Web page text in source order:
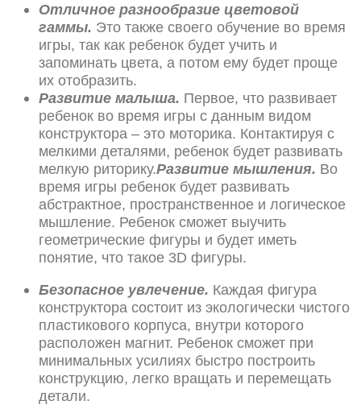
Отличное разнообразие цветовой
гаммы. Это также своего обучение во время
игры, так как ребенок будет учить и
запоминать цвета, а потом ему будет проще
их отобразить.
Развитие малыша. Первое, что развивает
ребенок во время игры с данным видом
конструктора – это моторика. Контактируя с
мелкими деталями, ребенок будет развивать
мелкую риторику.Развитие мышления. Во
время игры ребенок будет развивать
абстрактное, пространственное и логическое
мышление. Ребенок сможет выучить
геометрические фигуры и будет иметь
понятие, что такое 3D фигуры.
Безопасное увлечение. Каждая фигура
конструктора состоит из экологически чистого
пластикового корпуса, внутри которого
расположен магнит. Ребенок сможет при
минимальных усилиях быстро построить
конструкцию, легко вращать и перемещать
детали.